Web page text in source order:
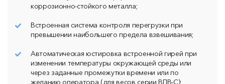
коррозионно-стойкого металла;
Встроенная система контроля перегрузки при
превышении наибольшего предела взвешивания;
Автоматическая юстировка встроенной гирей при
изменении температуры окружающей среды или
через заданные промежутки времени или по
желанию оператора (для весов серии ВПВ-С);